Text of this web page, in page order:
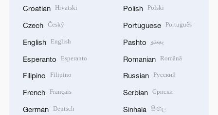
Croatian Hrvatski
Czech Český
English English
Esperanto Esperanto
Filipino Filipino
French Français
German Deutsch
Polish Polski
Portuguese Português
Pashto پښتو
Romanian Română
Russian Русский
Serbian Српски
Sinhala සිංහල